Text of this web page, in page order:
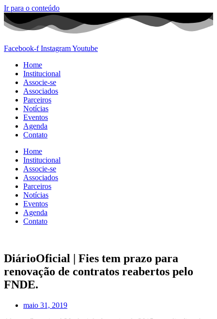
Ir para o conteúdo
Facebook-f InstagramYoutube
Home
Institucional
Associe-se
Associados
Parceiros
Notícias
Eventos
Agenda
Contato
Home
Institucional
Associe-se
Associados
Parceiros
Notícias
Eventos
Agenda
Contato
DiárioOficial | Fies tem prazo para
renovação de contratos reabertos pelo
FNDE.
maio 31, 2019